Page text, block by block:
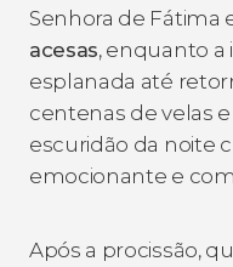
Senhora de Fátima
acesas, enquanto
esplanada até
centenas de velas
escuridão da noite
emocionante e
Após a procissão,